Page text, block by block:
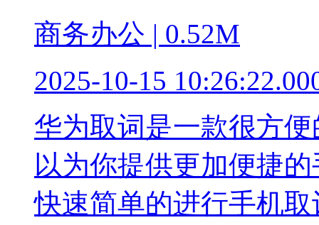
商务办公 | 0.52M
2025-10-15
华为取词是一款很方
以为你提供更加便捷
快速简单的进行手机